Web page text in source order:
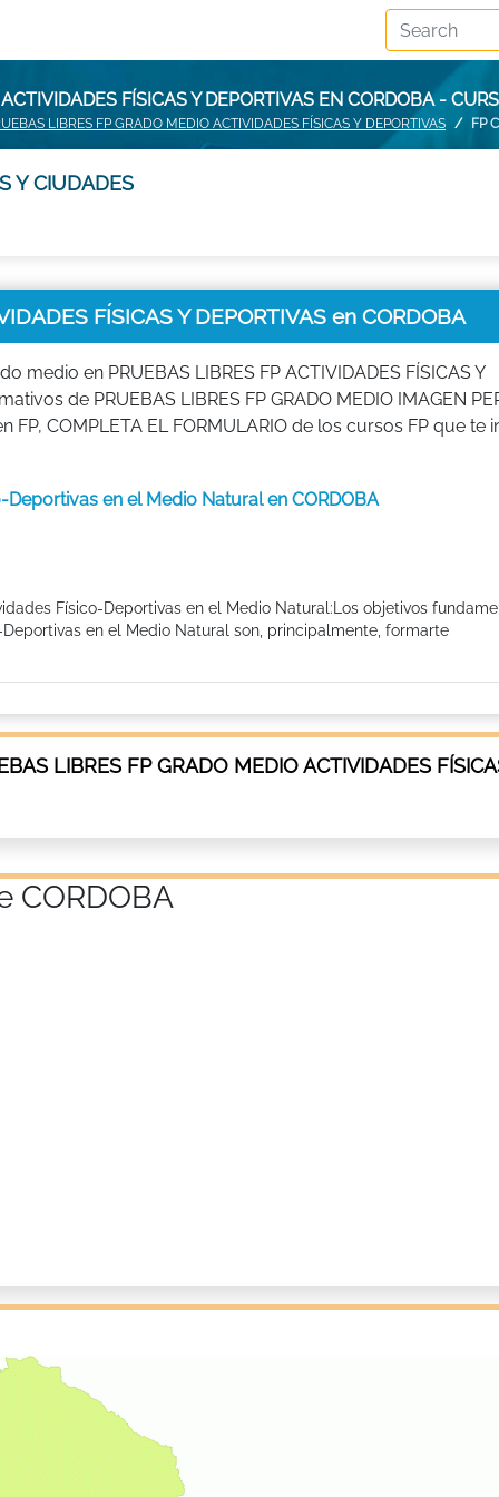
FÍSICAS Y DEPORTIVAS EN CORDOBA -
LIBRES FP GRADO MEDIO ACTIVIDADES FÍSICAS Y DEPORTIVAS FP
Y CIUDADES
FÍSICAS Y DEPORTIVAS en CORDOBA
en PRUEBAS LIBRES FP ACTIVIDADES FÍSICAS Y
de PRUEBAS LIBRES FP GRADO MEDIO IMAGEN
COMPLETA EL FORMULARIO de los cursos FP que te
en el Medio Natural en CORDOBA
Físico-Deportivas en el Medio Natural:Los objetivos
en el Medio Natural son, principalmente, formarte
LIBRES FP GRADO MEDIO ACTIVIDADES
CORDOBA